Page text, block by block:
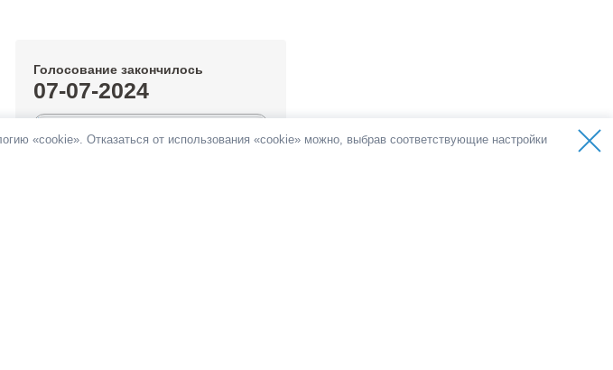
Голосование закончилось
07-07-2024
«cookie». Отказаться от использования «cookie» можно, выбрав соответствующие настройки